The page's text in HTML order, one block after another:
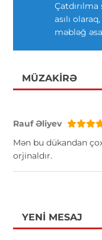
asılı
məbləğ
MÜZAKIRƏ
Rauf Əliyev
Mən bu dükandan
orjinaldır.
YENI MESAJ